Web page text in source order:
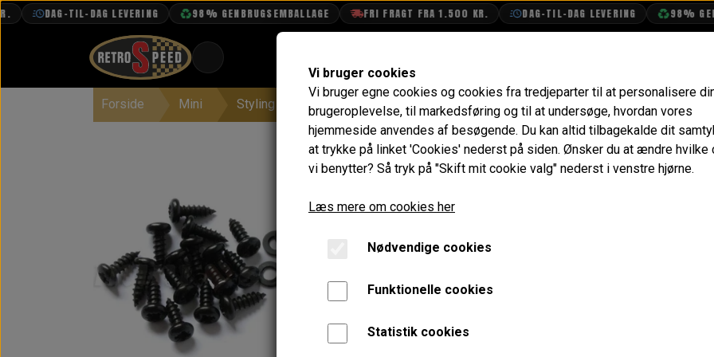
DAG-TIL-DAG LEVERING 98% GENBRUGSEMBALLAGE FRI FRAGT FRA 1.500 KR. DAG-TIL-DAG LEVERING 98%
VANDPOLERING
Forside Mini Styling Skærmforøgere Skrue og Spændeskive Sæt til Skærmforøgere
Skrue og Spændeskive
Varenummer: GAW117S
Originalt lavet til Mini Special skærmforøgere, men kan
Vi bruger cookies
Vi bruger egne cookies og cookies fra tredjeparter til at personalisere
brugeroplevelse, til markedsføring og til at undersøge, hvordan vores
hjemmeside anvendes af besøgende. Du kan altid tilbagekalde dit
at trykke på linket 'Cookies' nederst på siden. Ønsker du at ændre hvilke
vi benytter? Så tryk på "Skift mit cookie valg" nederst i venstre hjørne.
Læs mere om cookies her
Nødvendige cookies
Funktionelle cookies
Statistik cookies